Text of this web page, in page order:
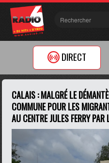
DIRECT
CALAIS : MALGRÉ LE
COMMUNE POUR LES
AU CENTRE JULES FERRY